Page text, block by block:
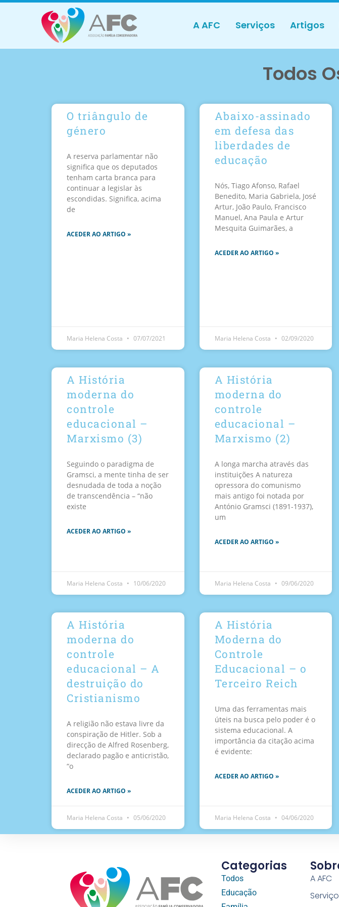
A AFC Serviços Artigos
Todos
O triângulo de
género
A reserva parlamentar não
significa que os deputados
tenham carta branca para
continuar a legislar às
escondidas. Significa, acima
de
ACEDER AO ARTIGO »
Maria Helena Costa 07/07/2021
Abaixo-assinado
em defesa das
liberdades de
educação
Nós, Tiago Afonso, Rafael
Benedito, Maria Gabriela, José
Artur, João Paulo, Francisco
Manuel, Ana Paula e Artur
Mesquita Guimarães, a
ACEDER AO ARTIGO »
Maria Helena Costa 02/09/2020
A História
moderna do
controle
educacional –
Marxismo (3)
Seguindo o paradigma de
Gramsci, a mente tinha de ser
desnudada de toda a noção
de transcendência – “não
existe
ACEDER AO ARTIGO »
Maria Helena Costa 10/06/2020
A História
moderna do
controle
educacional –
Marxismo (2)
A longa marcha através das
instituições A natureza
opressora do comunismo
mais antigo foi notada por
António Gramsci (1891-1937),
um
ACEDER AO ARTIGO »
Maria Helena Costa 09/06/2020
A História
moderna do
controle
educacional – A
destruição do
Cristianismo
A religião não estava livre da
conspiração de Hitler. Sob a
direcção de Alfred Rosenberg,
declarado pagão e anticristão,
“o
ACEDER AO ARTIGO »
Maria Helena Costa 05/06/2020
A História
Moderna do
Controle
Educacional – o
Terceiro Reich
Uma das ferramentas mais
úteis na busca pelo poder é o
sistema educacional. A
importância da citação acima
é evidente:
ACEDER AO ARTIGO »
Maria Helena Costa 04/06/2020
Categorias
Todos
Educação
A AFC